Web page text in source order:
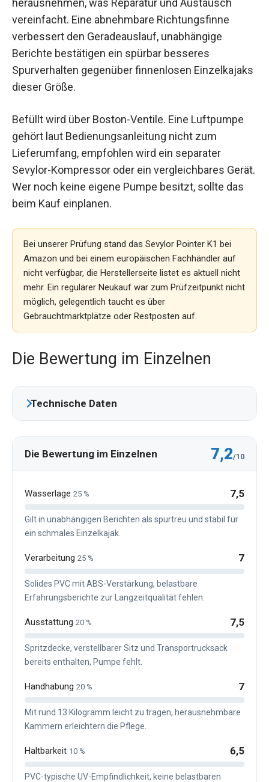
herausnehmen, was Reparatur und Austausch
vereinfacht. Eine abnehmbare Richtungsfinne
verbessert den Geradeauslauf, unabhängige
Berichte bestätigen ein spürbar besseres
Spurverhalten gegenüber finnenlosen Einzelkajaks
dieser Größe.
Befüllt wird über Boston-Ventile. Eine Luftpumpe
gehört laut Bedienungsanleitung nicht zum
Lieferumfang, empfohlen wird ein separater
Sevylor-Kompressor oder ein vergleichbares Gerät.
Wer noch keine eigene Pumpe besitzt, sollte das
beim Kauf einplanen.
Bei unserer Prüfung stand das Sevylor Pointer K1 bei
Amazon und bei einem europäischen Fachhändler auf
nicht verfügbar, die Herstellerseite listet es aktuell nicht
mehr. Ein regulärer Neukauf war zum Prüfzeitpunkt nicht
möglich, gelegentlich taucht es über
Gebrauchtmarktplätze oder Restposten auf.
Die Bewertung im Einzelnen
Technische Daten
Die Bewertung im Einzelnen 7,2/10
Wasserlage 25 % 7,5
Gilt in unabhängigen Berichten als spurtreu und stabil für
ein schmales Einzelkajak.
Verarbeitung 25 % 7
Solides PVC mit ABS-Verstärkung, belastbare
Erfahrungsberichte zur Langzeitqualität fehlen.
Ausstattung 20 % 7,5
Spritzdecke, verstellbarer Sitz und Transportrucksack
bereits enthalten, Pumpe fehlt.
Handhabung 20 % 7
Mit rund 13 Kilogramm leicht zu tragen, herausnehmbare
Kammern erleichtern die Pflege.
Haltbarkeit 10 % 6,5
PVC-typische UV-Empfindlichkeit, keine belastbaren